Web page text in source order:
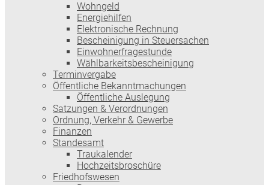
Wohngeld
Energiehilfen
Elektronische Rechnung
Bescheinigung in Steuersachen
Einwohnerfragestunde
Wählbarkeitsbescheinigung
Terminvergabe
Öffentliche Bekanntmachungen
Öffentliche Auslegung
Satzungen & Verordnungen
Ordnung, Verkehr & Gewerbe
Finanzen
Standesamt
Traukalender
Hochzeitsbroschüre
Friedhofswesen